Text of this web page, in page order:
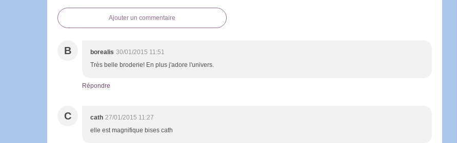
Ajouter un commentaire
B borealis 30/01/2015 11:51
Très belle broderie! En plus j'adore l'univers.
Répondre
C cath 27/01/2015 11:27
elle est magnifique bises cath